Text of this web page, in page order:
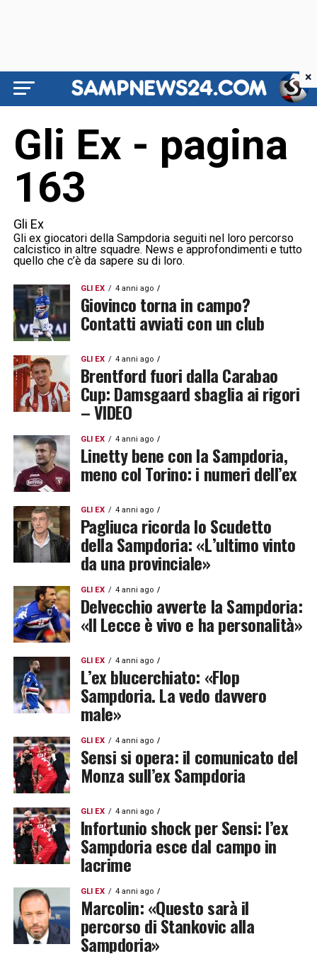
Gli Ex - pagina
163
Gli Ex
Gli ex giocatori della Sampdoria seguiti nel loro percorso
calcistico in altre squadre. News e approfondimenti e tutto
quello che c’è da sapere su di loro.
GLI EX 4 anni ago
Giovinco torna in campo?
Contatti avviati con un club
GLI EX 4 anni ago
Brentford fuori dalla Carabao
Cup: Damsgaard sbaglia ai rigori
– VIDEO
GLI EX 4 anni ago
Linetty bene con la Sampdoria,
meno col Torino: i numeri dell’ex
GLI EX 4 anni ago
Pagliuca ricorda lo Scudetto
della Sampdoria: «L’ultimo vinto
da una provinciale»
GLI EX 4 anni ago
Delvecchio avverte la Sampdoria:
«Il Lecce è vivo e ha personalità»
GLI EX 4 anni ago
L’ex blucerchiato: «Flop
Sampdoria. La vedo davvero
male»
GLI EX 4 anni ago
Sensi si opera: il comunicato del
Monza sull’ex Sampdoria
GLI EX 4 anni ago
Infortunio shock per Sensi: l’ex
Sampdoria esce dal campo in
lacrime
GLI EX 4 anni ago
Marcolin: «Questo sarà il
percorso di Stankovic alla
Sampdoria»
×